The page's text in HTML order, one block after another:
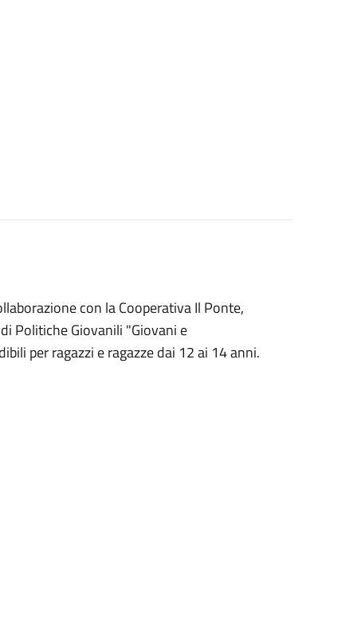
con la Cooperativa Il Ponte,
Politiche Giovanili "Giovani e
per ragazzi e ragazze dai 12 ai 14 anni.